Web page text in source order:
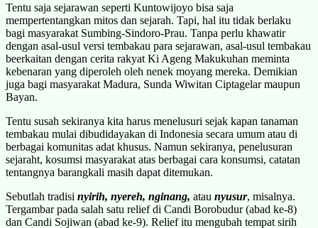
Tentu saja sejarawan seperti Kuntowijoyo bisa saja
mempertentangkan mitos dan sejarah. Tapi, hal itu tidak berlaku
bagi masyarakat Sumbing-Sindoro-Prau. Tanpa perlu khawatir
dengan asal-usul versi tembakau para sejarawan, asal-usul tembakau
beerkaitan dengan cerita rakyat Ki Ageng Makukuhan meminta
kebenaran yang diperoleh oleh nenek moyang mereka. Demikian
juga bagi masyarakat Madura, Sunda Wiwitan Ciptagelar maupun
Bayan.
Tentu susah sekiranya kita harus menelusuri sejak kapan tanaman
tembakau mulai dibudidayakan di Indonesia secara umum atau di
berbagai komunitas adat khusus. Namun sekiranya, penelusuran
sejaraht, kosumsi masyarakat atas berbagai cara konsumsi, catatan
tentangnya barangkali masih dapat ditemukan.
Sebutlah tradisi nyirih, nyereh, nginang, atau nyusur, misalnya.
Tergambar pada salah satu relief di Candi Borobudur (abad ke-8)
dan Candi Sojiwan (abad ke-9). Relief itu mengubah tempat sirih